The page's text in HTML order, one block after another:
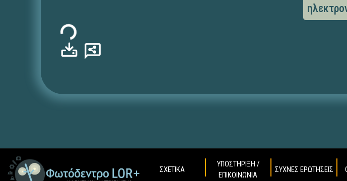
Φόρτωση...
ΣΧΕΤΙΚΑ
ΥΠΟΣΤΗΡΙΞΗ /
ΕΠΙΚΟΙΝΩΝΙΑ
ΣΥΧΝΕΣ ΕΡΩΤΗΣΕΙΣ